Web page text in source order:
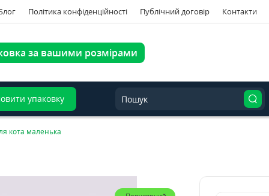
Політика конфіденційності Публічний договір Контакти
за вашими розмірами
упаковку
кота маленька